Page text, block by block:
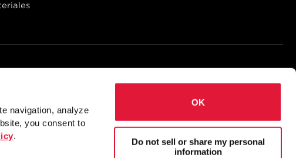
navigation, analyze
you consent to
.
OK
Do not sell or share my personal
information
for Square and Rectangular...
(AISC)